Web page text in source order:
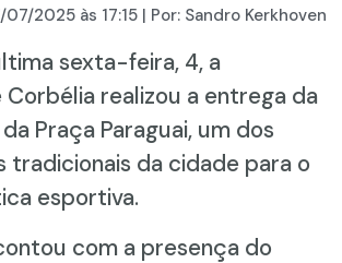
07/2025às 17:15 | Por: Sandro Kerkhoven
sexta-feira, 4, a
realizou a entrega da
Praça Paraguai, um dos
tradicionais da cidade para o
esportiva.
com a presença do